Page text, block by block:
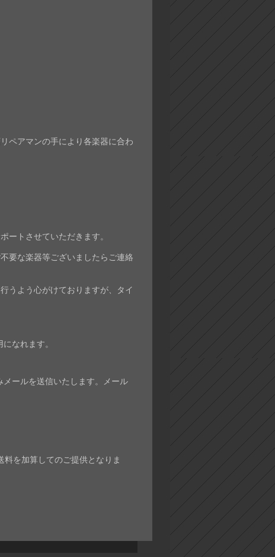
ペアマンの手により各楽器に合わ
ートさせていただきます。
要な楽器等ございましたらご連絡
うよう心がけておりますが、タイ
なれます。
メールを送信いたします。メール
を加算してのご提供となりま